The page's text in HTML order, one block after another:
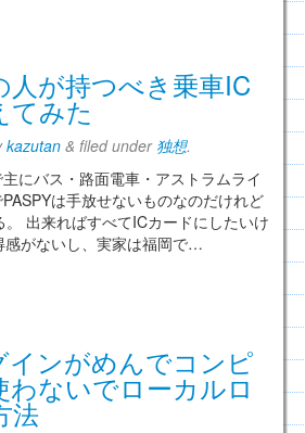
人が持つべき乗車IC
てみた
kazutan & filed under 独想.
にバス・路面電車・アストラムライ
は手放せないものなのだけれど
。 出来ればすべてICカードにしたいけ
感がないし、実家は福岡で…
インがめんでコンピ
わないでローカルロ
法